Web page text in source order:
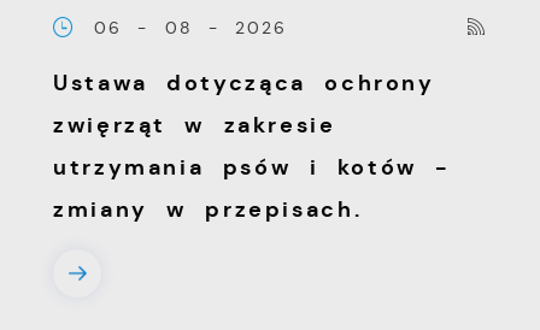
06 - 08 - 2026
Ustawa dotycząca ochrony
zwięrząt w zakresie
utrzymania psów i kotów -
zmiany w przepisach.